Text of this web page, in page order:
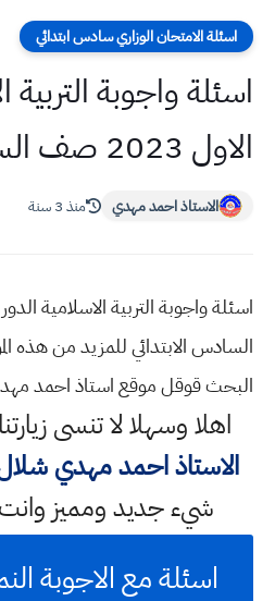
اسئلة الامتحان الوزاري سادس ابتدائي
اسئلة واجوبة التربية
الاول 2023 صف السادس الابتدائي
الاستاذ احمد مهدي منذ 3 سنة
السادس الابتدائي للمزيد من هذه
البحث قوقل موقع استاذ احمد
اهلا وسهلالا تنسى
الاستاذ احمد مهدي
شيء جديد ومميز
اسئلة مع الاجوبة